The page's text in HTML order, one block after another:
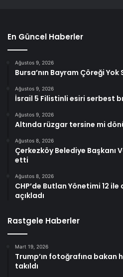
En Güncel Haberler
Ağustos 9, 2026
Bursa’nın Bayram Çöreği Yok
Ağustos 9, 2026
İsrail 5 Filistinli esiri serbest
Ağustos 9, 2026
Altında rüzgar tersine mi
Ağustos 8, 2026
Çerkezköy Belediye Başkanı
etti
Ağustos 8, 2026
CHP’de Butlan Yönetimi 12 ile
açıkladı
Rastgele Haberler
Mart 19, 2026
Trump’ın fotoğrafına bakan
takıldı